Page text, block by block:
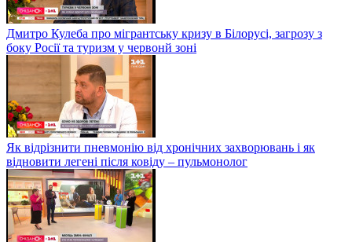
Дмитро Кулеба про мігрантську кризу в Білорусі, загрозу з
боку Росії та туризм у червонй зоні
Як відрізнити пневмонію від хронічних захворювань і як
відновити легені після ковіду – пульмонолог